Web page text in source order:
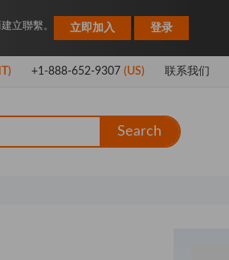
立聯繫。 立即加入 登录
+1-888-652-9307(US) 联系我们
Search